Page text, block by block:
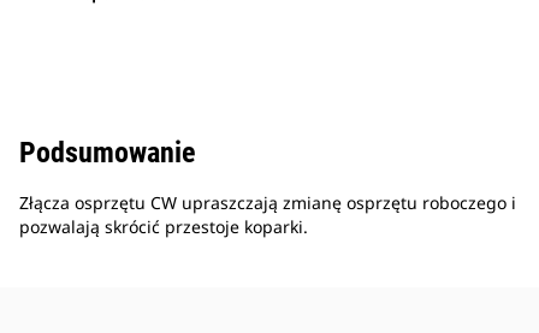
Podsumowanie
Złącza osprzętu CW upraszczają zmianę osprzętu roboczego i
pozwalają skrócić przestoje koparki.